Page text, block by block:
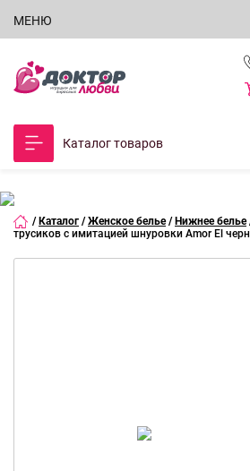
МЕНЮ
Каталог товаров
/ Каталог / Женское белье / Нижнее белье
трусиков с имитацией шнуровки Amor El